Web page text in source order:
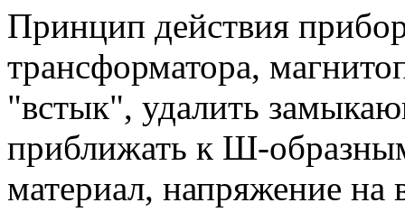
Принцип действия
трансформатора,
"встык", удалить
приближать к Ш-
материал, напряжение на